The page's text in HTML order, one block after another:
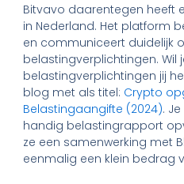
Bitvavo daarentegen heeft
in Nederland. Het platform
en communiceert duidelijk
belastingverplichtingen. Wil
belastingverplichtingen jij
blog met als titel: Crypto
Belastingaangifte (2024).
handig belastingrapport
ze een samenwerking met
eenmalig een klein bedrag